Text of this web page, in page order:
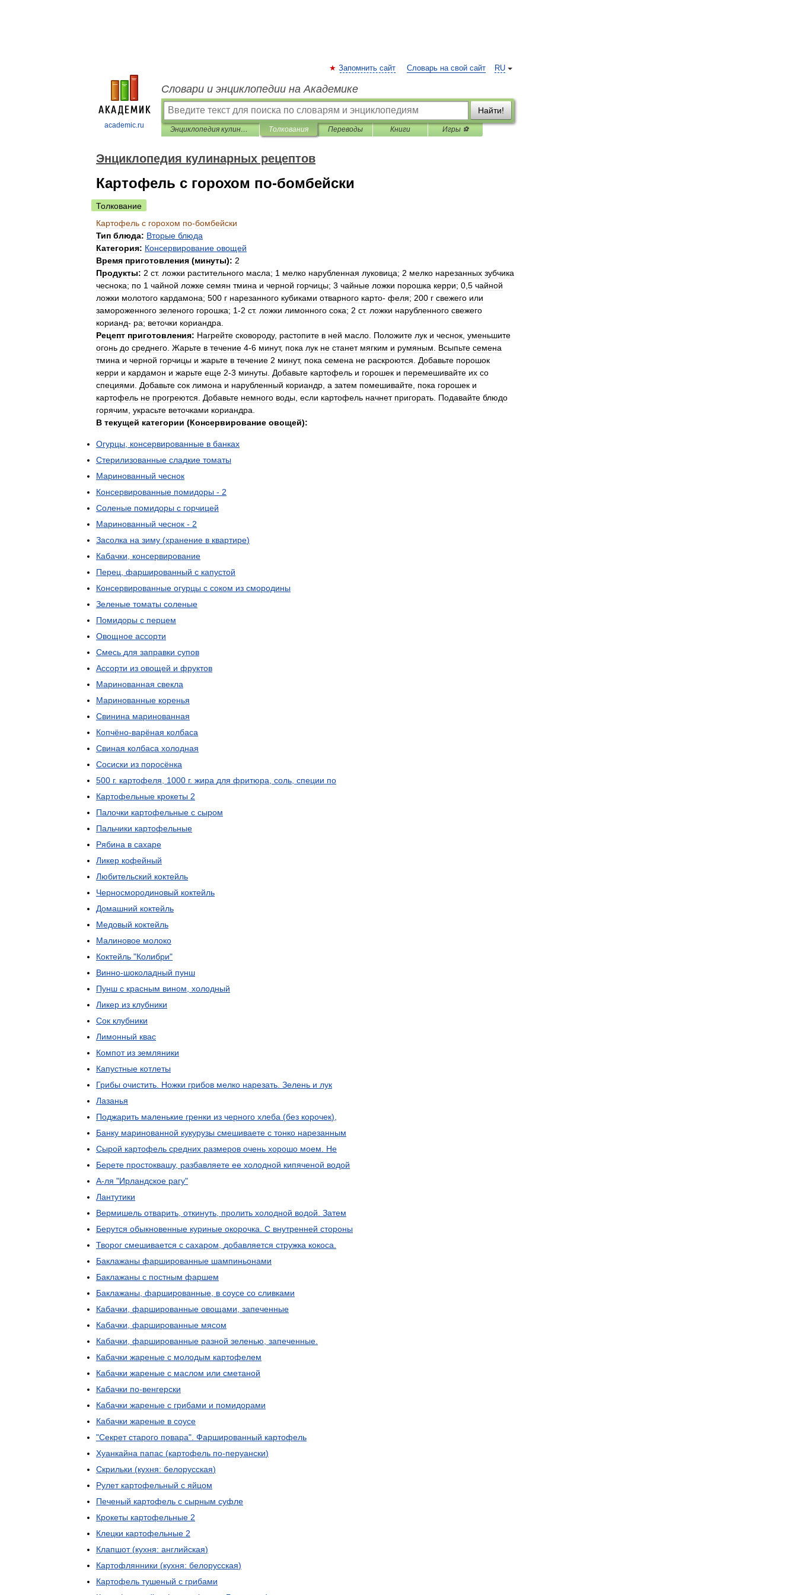
academic.ru
RU
Запомнить сайт Словарь на свой сайт
Словари и энциклопедии на Академике
Найти!
Энциклопедия кулинарных рецептов Толкования Переводы Книги Игры ⚽
Энциклопедия кулинарных рецептов
Картофель с горохом по-бомбейски
Толкование
Картофель с горохом по-бомбейски
Тип блюда: Вторые блюда
Категория: Консервирование овощей
Время приготовления (минуты): 2
Продукты: 2 ст. ложки растительного масла; 1 мелко нарубленная луковица; 2 мелко нарезанных зубчика
чеснока; по 1 чайной ложке семян тмина и черной горчицы; 3 чайные ложки порошка керри; 0 5 чайной
ложки молотого кардамона; 500 г нарезанного кубиками отварного карто- феля; 200 г свежего или
замороженного зеленого горошка; 1-2 ст. ложки лимонного сока; 2 ст. ложки нарубленного свежего
корианд- ра; веточки кориандра
Рецепт приготовления: Нагрейте сковороду, растопите в ней масло Положите лук и чеснок уменьшите
огонь до среднего Жарьте в течение 4-6 минут, пока лук не станет мягким и румяным Всыпьте семена
тмина и черной горчицы и жарьте в течение 2 минут, пока семена не раскроются Добавьте порошок
керри и кардамон и жарьте еще 2-3 минуты Добавьте картофель и горошек и перемешивайте их со
специями
Добавьте сок лимона и нарубленный кориандр а затем помешивайте пока горошек и
картофель не прогреются Добавьте немного воды если картофель начнет пригорать Подавайте блюдо
горячим украсьте веточками кориандра
В текущей категории (Консервирование овощей):
Огурцы консервированные в банках
Стерилизованные сладкие томаты
Маринованный чеснок
Консервированные помидоры - 2
Соленые помидоры с горчицей
Маринованный чеснок - 2
Засолка на зиму (хранение в квартире)
Кабачки
консервирование
Перец фаршированный с капустой
Консервированные огурцы с соком из смородины
Зеленые томаты соленые
Помидоры с перцем
Овощное ассорти
Смесь для заправки супов
Ассорти из овощей и фруктов
Маринованная свекла
Маринованные коренья
Свинина маринованная
Копчёно-варёная колбаса
Свиная колбаса холодная
Сосиски из поросёнка
500 г. картофеля 1000 г. жира для фритюра соль специи по
Картофельные крокеты 2
Палочки картофельные с сыром
Пальчики картофельные
Рябина в сахаре
Ликер кофейный
Любительский коктейль
Черносмородиновый коктейль
Домашний коктейль
Медовый коктейль
Малиновое молоко
Коктейль "Колибри"
Винно-шоколадный пунш
Пунш с красным вином холодный
Ликер из клубники
Сок клубники
Лимонный квас
Компот из земляники
Капустные котлеты
Грибы очистить Ножки грибов мелко нарезать Зелень и лук
Лазанья
Поджарить маленькие гренки из черного хлеба (без корочек),
Банку маринованной кукурузы смешиваете с тонко нарезанным
Сырой картофель средних размеров очень хорошо моем
Не
Берете простоквашу, разбавляете ее холодной кипяченой водой
А-ля "Ирландское рагу"
Лантутики
Вермишель отварить откинуть пролить холодной водой Затем
Берутся обыкновенные куриные окорочка С внутренней стороны
Творог смешивается с сахаром добавляется стружка кокоса
Баклажаны фаршированные шампиньонами
Баклажаны с постным фаршем
Баклажаны фаршированные в соусе со сливками
Кабачки фаршированные овощами запеченные
Кабачки фаршированные мясом
Кабачки фаршированные разной зеленью запеченные
Кабачки жареные с молодым картофелем
Кабачки жареные с маслом или сметаной
Кабачки по-венгерски
Кабачки жареные с грибами и помидорами
Кабачки жареные в соусе
"Секрет старого повара". Фаршированный картофель
Хуанкайна папас (картофель по-перуански)
Скрильки (кухня: белорусская)
Рулет картофельный с яйцом
Печеный картофель с сырным суфле
Крокеты картофельные 2
Клецки картофельные 2
Клапшот(кухня: английская)
Картофлянники (кухня: белорусская)
Картофель тушеный с грибами